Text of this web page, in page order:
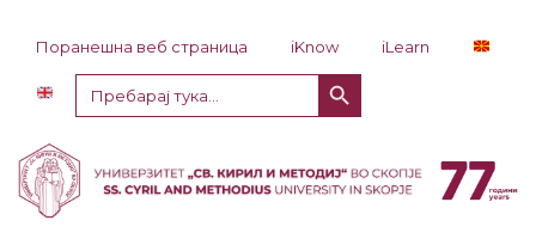
Поранешна веб страница iKnow
iLearn
Пребарај
за:
Копче за пребарување